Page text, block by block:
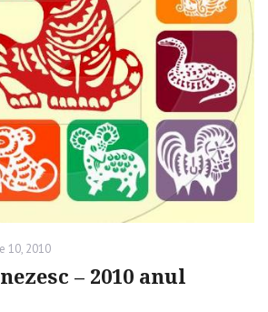
10, 2010
– 2010 anul